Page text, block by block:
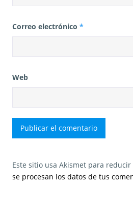
Correo electrónico *
Web
Este sitio usa Akismet para reducir
se procesan los datos de tus